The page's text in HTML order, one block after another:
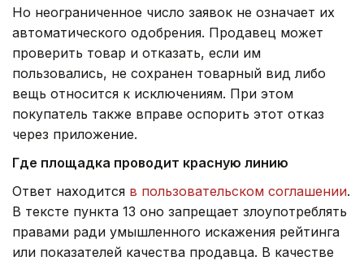
Но неограниченное число заявок не означает их
автоматического одобрения. Продавец может
проверить товар и отказать, если им
пользовались, не сохранен товарный вид либо
вещь относится к исключениям. При этом
покупатель также вправе оспорить этот отказ
через приложение.
Где площадка проводит красную линию
Ответ находится в пользовательском соглашении.
В тексте пункта 13 оно запрещает злоупотреблять
правами ради умышленного искажения рейтинга
или показателей качества продавца. В качестве